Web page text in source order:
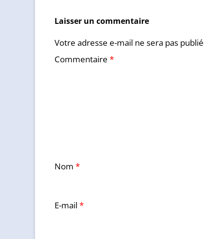
Laisser un commentaire
Votre adresse e-mail ne sera pas
Commentaire *
Nom *
E-mail *